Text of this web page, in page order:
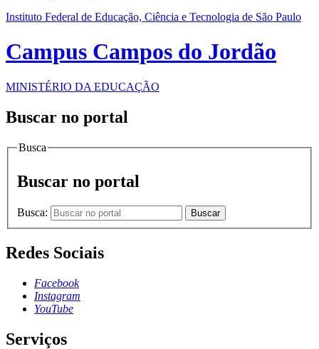
Instituto Federal de Educação, Ciência e Tecnologia de São Paulo
Campus Campos do Jordão
MINISTÉRIO DA EDUCAÇÃO
Buscar no portal
Busca
Buscar no portal
Busca: Buscar
Redes Sociais
Facebook
Instagram
YouTube
Serviços